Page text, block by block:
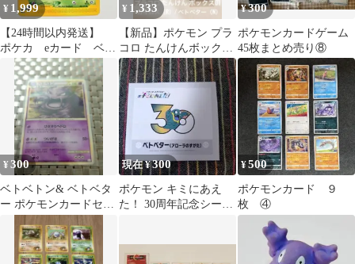
¥ 1,999
【24時間以内発送】
ポケカ eカード ベト
ベター 初回版
EditionOne
¥ 1,333
【新品】ポケモン プラ
コロ たんけんボックス
01 カイロス ベトベター
セット
¥300
ポケモンカードゲーム
45枚まとめ売り⑧
¥300
ベトベトン& ベトベタ
ー ポケモンカードセッ
現在 ¥300
ポケモン キミにあえ
た！ 30周年記念シール
¥500
ポケモンカード ９
枚 ④